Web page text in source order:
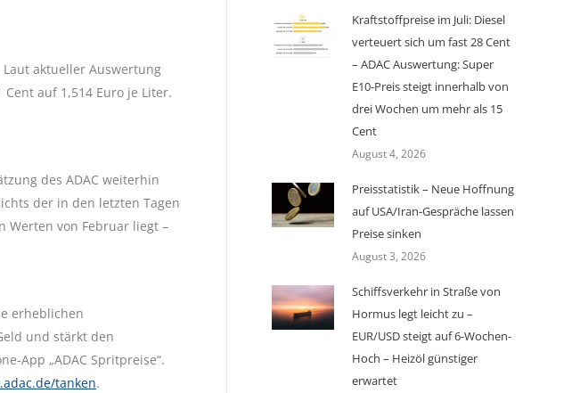
aktueller Auswertung
auf 1,514 Euro je Liter.
des ADAC weiterhin
der in den letzten Tagen
Werten von Februar liegt –
erheblichen
und stärkt den
App „ADAC Spritpreise“.
tanken.
Kraftstoffpreise im Juli: Diesel
verteuert sich um fast 28 Cent
– ADAC Auswertung: Super
E10-Preis steigt innerhalb von
drei Wochen um mehr als 15
Cent
August 4, 2026
Preisstatistik – Neue Hoffnung
auf USA/Iran-Gespräche lassen
Preise sinken
August 3, 2026
Schiffsverkehr in Straße von
Hormus legt leicht zu –
EUR/USD steigt auf 6-Wochen-
Hoch – Heizöl günstiger
erwartet